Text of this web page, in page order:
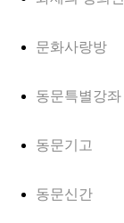
(구)동문회보
문화사랑방
동문특별강좌
동문기고
동문신간